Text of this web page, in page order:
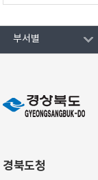
부서별
경북도청